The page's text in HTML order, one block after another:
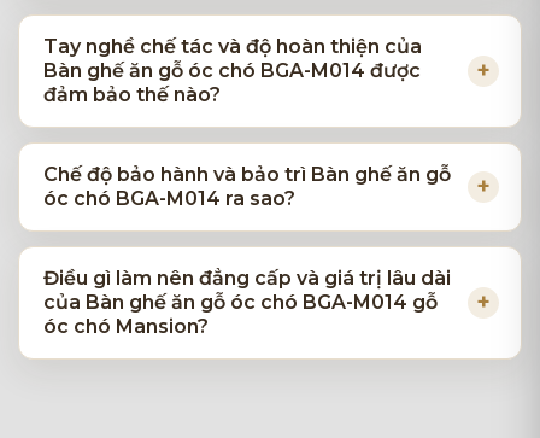
Tay nghề chế tác và độ hoàn thiện của
Bàn ghế ăn gỗ óc chó BGA-M014 được
đảm bảo thế nào?
Chế độ bảo hành và bảo trì Bàn ghế ăn gỗ
óc chó BGA-M014 ra sao?
Điều gì làm nên đẳng cấp và giá trị lâu dài
của Bàn ghế ăn gỗ óc chó BGA-M014 gỗ
óc chó Mansion?